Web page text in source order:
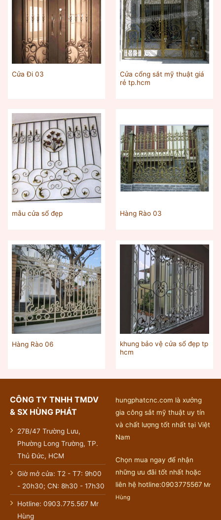
Cửa Đi 03
Cửa cổng sắt mỹ thuật giá
rẻ tp.hcm
mẫu cửa sổ đẹp Hàng Rào 03
Hàng Rào 06
khung bảo vệ cửa sổ đẹp tp
hcm
CÔNG TY TNHH TMDV
& SX HÙNG PHÁT
27B/47 Trường Lưu,
Phường Long Trường, TP.
Thủ Đức, HCM
Giờ mở cửa: T2 - T7: 9h00
- 20h30; CN: 8h30 - 17h30
Hotline: 0903.775.567 Mr
Hùng
hungphatcnc.com là xưởng
gia công sắt mỹ thuật uy tín
và chất lượng tốt nhất tại Việt
Nam
Chọn mua ngay để nhận
những ưu đãi tốt nhất hoặc
liên hệ hotline:0903775567 Mr
Hùng